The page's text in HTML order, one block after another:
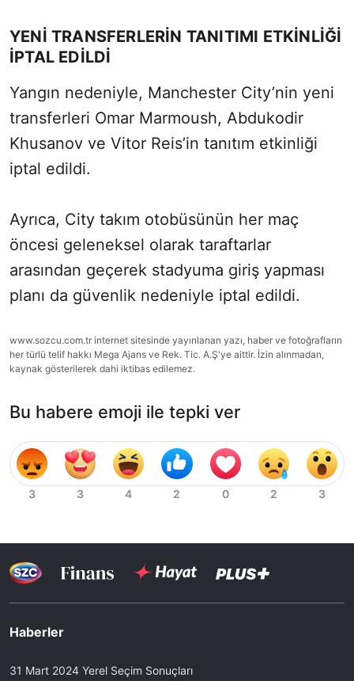
YENİ TRANSFERLERİN TANITIMI ETKİNLİĞİ
İPTAL EDİLDİ
Yangın nedeniyle, Manchester City’nin yeni
transferleri Omar Marmoush, Abdukodir
Khusanov ve Vitor Reis’in tanıtım etkinliği
iptal edildi.
Ayrıca, City takım otobüsünün her maç
öncesi geleneksel olarak taraftarlar
arasından geçerek stadyuma giriş yapması
planı da güvenlik nedeniyle iptal edildi.
www.sozcu.com.tr internet sitesinde yayınlanan yazı, haber ve fotoğrafların
her türlü telif hakkı Mega Ajans ve Rek. Tic. A.Ş'ye aittir. İzin alınmadan,
kaynak gösterilerek dahi iktibas edilemez.
Bu habere emoji ile tepki ver
Haberler
31 Mart 2024 Yerel Seçim Sonuçları